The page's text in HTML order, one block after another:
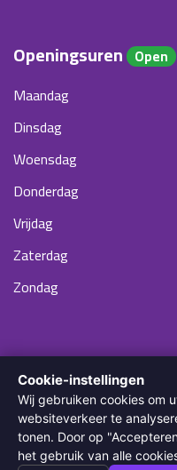
Openingsuren Open
Maandag
Dinsdag
Woensdag
Donderdag
Vrijdag
Zaterdag
Zondag
© 2022 Diodella Laser & Skin
Cookie-instellingen
Wij gebruiken cookies om
websiteverkeer te
tonen. Door op
het gebruik van alle